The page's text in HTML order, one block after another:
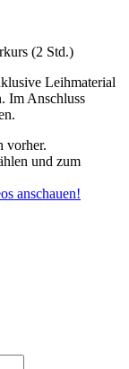
(2 Std.)
Leihmaterial
Im Anschluss
vorher.
und zum
anschauen!